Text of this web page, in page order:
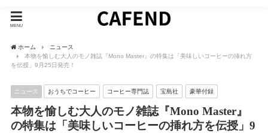
MENU
ホーム
ニュース
本物を愉しむ大人のモノ雑誌『Mono Master』の特集は「美味しいコーヒーの挿れ方
を伝授」9月25日発売！
ニュース おうちでコーヒー コーヒー専門誌 宝島社 豪華付録
本物を愉しむ大人のモノ雑誌『Mono Master』
の特集は「美味しいコーヒーの挿れ方を伝授」9